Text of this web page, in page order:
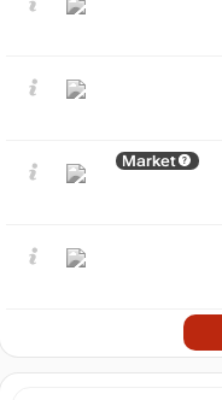
Market